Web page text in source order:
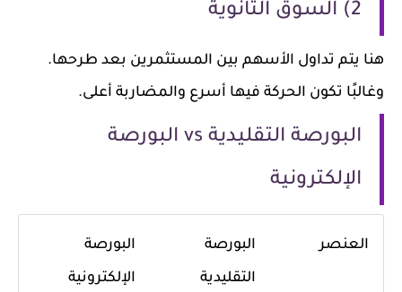
2) السوق الثانوية
هنا يتم تداول الأسهم بين المستثمرين بعد طرحها.
وغالبًا تكون الحركة فيها أسرع والمضاربة أعلى.
البورصة التقليدية vs البورصة
الإلكترونية
العنصر البورصة
التقليدية
البورصة
الإلكترونية